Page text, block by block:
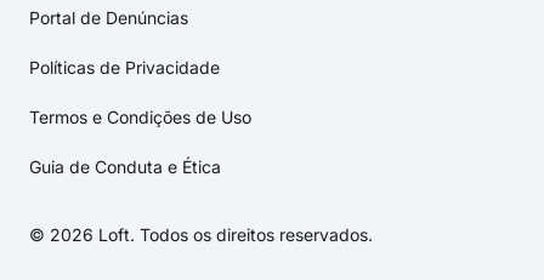
Portal de Denúncias
Políticas de Privacidade
Termos e Condições de Uso
Guia de Conduta e Ética
© 2026 Loft. Todos os direitos reservados.